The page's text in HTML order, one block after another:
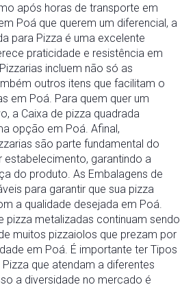
após horas de transporte em
Poá que querem um diferencial, a
para Pizza é uma excelente
praticidade e resistência em
incluem não só as
outros itens que facilitam o
em Poá. Para quem quer um
a Caixa de pizza quadrada
opção em Poá. Afinal,
são parte fundamental do
estabelecimento, garantindo a
do produto. As Embalagens de
para garantir que sua pizza
a qualidade desejada em Poá.
pizza metalizadas continuam sendo
muitos pizzaiolos que prezam por
em Poá. É importante ter Tipos
que atendam a diferentes
a diversidade no mercado é